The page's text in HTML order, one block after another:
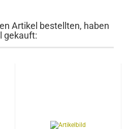
Artikel bestellten, haben
gekauft: